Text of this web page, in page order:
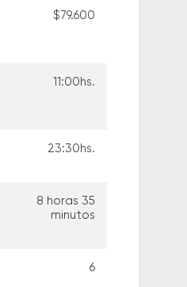
$79.600
11:00hs.
23:30hs.
8 horas 35
minutos
6